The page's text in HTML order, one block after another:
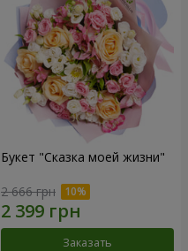
Букет "Сказка моей жизни"
2 666 грн
Заказать